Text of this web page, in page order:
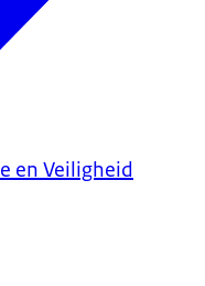
en Veiligheid